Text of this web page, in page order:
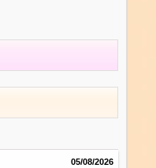
05/08/2026